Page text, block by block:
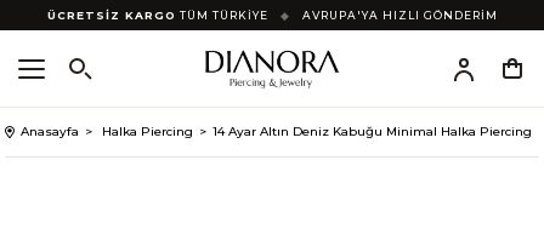
ÜCRETSİZ KARGO TÜM TÜRKİYE ◆ AVRUPA'YA HIZLI GÖNDERİM
Anasayfa Halka Piercing 14 Ayar Altın Deniz Kabuğu Minimal Halka Piercing